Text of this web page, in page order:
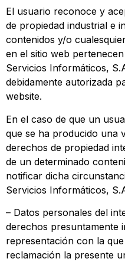
El usuario reconoce y
de propiedad industrial e
contenidos y/o
en el sitio web
Servicios Informáticos,
debidamente autorizada
website.
En el caso de que un
que se ha producido una
derechos de propiedad
de un determinado
notificar dicha
Servicios Informáticos,
– Datos personales del
derechos presuntamente
representación con la
reclamación la presente